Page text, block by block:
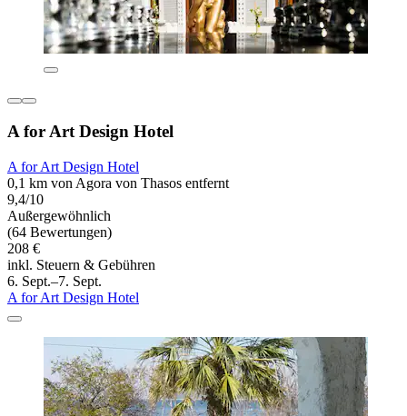
A for Art Design Hotel
A for Art Design Hotel
0,1 km von Agora von Thasos entfernt
9,4/10
Außergewöhnlich
(64 Bewertungen)
208 €
inkl. Steuern & Gebühren
6. Sept.–7. Sept.
A for Art Design Hotel